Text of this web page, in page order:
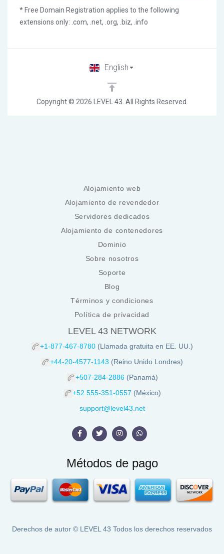
Alojamiento web
Alojamiento de revendedor
Servidores dedicados
Alojamiento de contenedores
Dominio
Sobre nosotros
Soporte
Blog
Términos y condiciones
Política de privacidad
LEVEL 43 NETWORK
+1-877-467-8780 (Llamada gratuita en EE. UU.)
+44-20-4577-1143 (Reino Unido Londres)
+507-284-2886 (Panamá)
+52 555-351-0557 (México)
support@level43.net
Métodos de pago
Derechos de autor © LEVEL 43 Todos los derechos reservados